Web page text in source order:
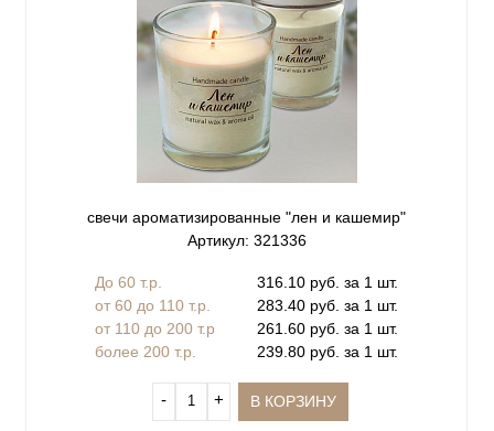
свечи ароматизированные "лен и кашемир"
Артикул: 321336
До 60 т.р.
316.10 руб. за 1 шт.
от 60 до 110 т.р.
283.40 руб. за 1 шт.
от 110 до 200 т.р
261.60 руб. за 1 шт.
более 200 т.р.
239.80 руб. за 1 шт.
‐ + В КОРЗИНУ